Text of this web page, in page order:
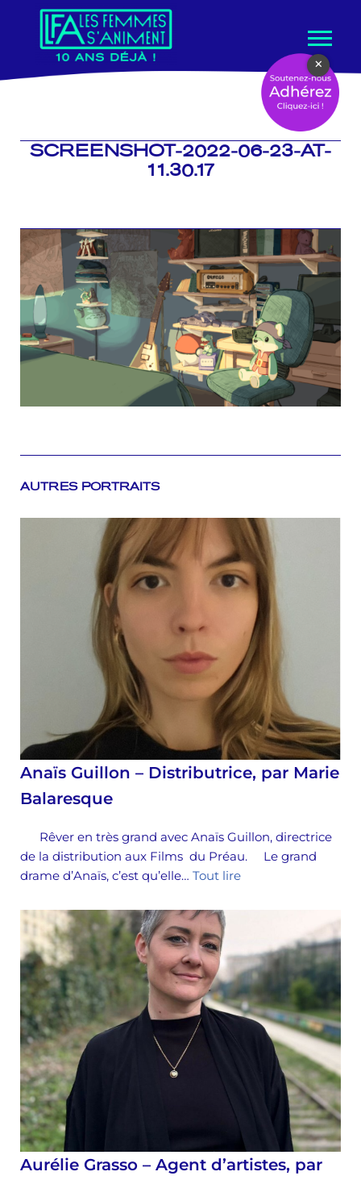
contenu
SCREENSHOT-2022-06-23-AT-
11.30.17
AUTRES PORTRAITS
Anaïs Guillon – Distributrice, par Marie
Balaresque
Rêver en très grand avec Anaïs Guillon, directrice
de la distribution aux Films du Préau. Le grand
drame d’Anaïs, c’est qu’elle… Tout lire
Aurélie Grasso – Agent d’artistes, par
×